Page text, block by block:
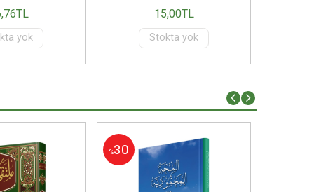
,76TL
yok
15,00TL
Stokta yok
%30